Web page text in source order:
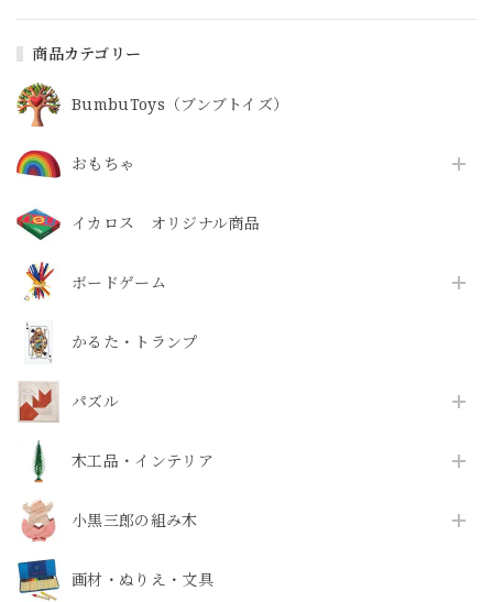
商品カテゴリー
BumbuToys（ブンブトイズ）
おもちゃ
イカロス オリジナル商品
ボードゲーム
かるた・トランプ
パズル
木工品・インテリア
小黒三郎の組み木
画材・ぬりえ・文具